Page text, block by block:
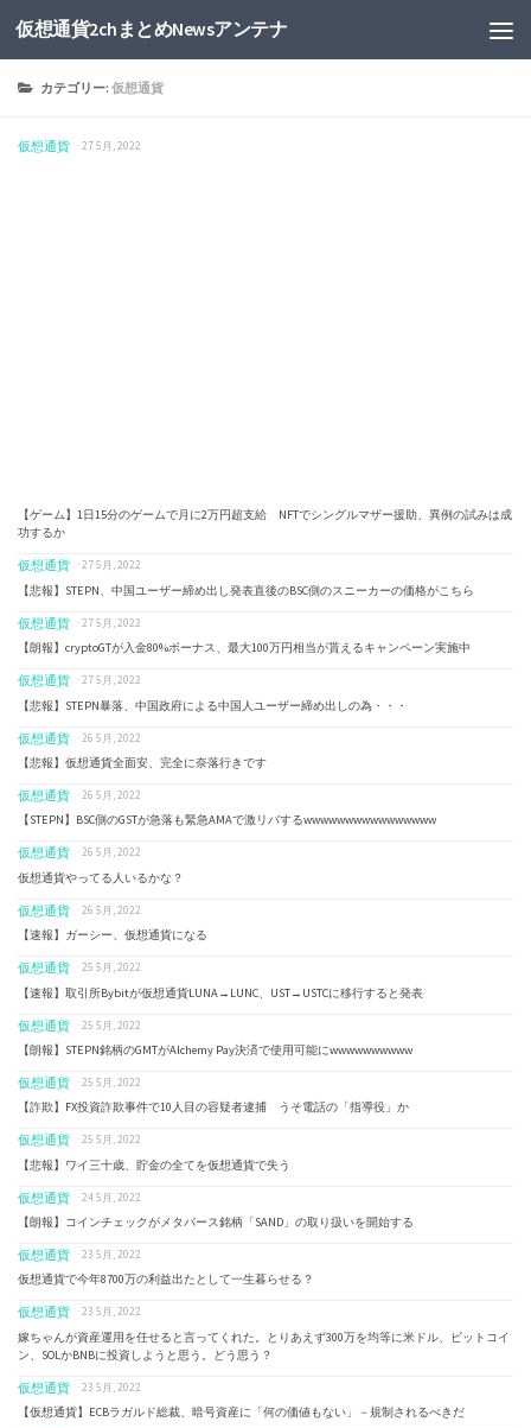
仮想通貨2chまとめNewsアンテナ
カテゴリー:仮想通貨
仮想通貨 · 27 5月, 2022
【ゲーム】1日15分のゲームで月に2万円超支給 NFTでシングルマザー援助、異例の試みは成
功するか
仮想通貨 · 27 5月, 2022
【悲報】STEPN、中国ユーザー締め出し発表直後のBSC側のスニーカーの価格がこちら
仮想通貨 · 27 5月, 2022
【朗報】cryptoGTが入金80%ボーナス、最大100万円相当が貰えるキャンペーン実施中
仮想通貨 · 27 5月, 2022
【悲報】STEPN暴落、中国政府による中国人ユーザー締め出しの為・・・
仮想通貨 · 26 5月, 2022
【悲報】仮想通貨全面安、完全に奈落行きです
仮想通貨 · 26 5月, 2022
【STEPN】BSC側のGSTが急落も緊急AMAで激リバするwwwwwwwwwwwwwwww
仮想通貨 · 26 5月, 2022
仮想通貨やってる人いるかな？
仮想通貨 · 26 5月, 2022
【速報】ガーシー、仮想通貨になる
仮想通貨 · 25 5月, 2022
【速報】取引所Bybitが仮想通貨LUNA→LUNC、UST→USTCに移行すると発表
仮想通貨 · 25 5月, 2022
【朗報】STEPN銘柄のGMTがAlchemy Pay決済で使用可能にwwwwwwwwww
仮想通貨 · 25 5月, 2022
【詐欺】FX投資詐欺事件で10人目の容疑者逮捕 うそ電話の「指導役」か
仮想通貨 · 25 5月, 2022
【悲報】ワイ三十歳、貯金の全てを仮想通貨で失う
仮想通貨 · 24 5月, 2022
【朗報】コインチェックがメタバース銘柄「SAND」の取り扱いを開始する
仮想通貨 · 23 5月, 2022
仮想通貨で今年8700万の利益出たとして一生暮らせる？
仮想通貨 · 23 5月, 2022
嫁ちゃんが資産運用を任せると言ってくれた。とりあえず300万を均等に米ドル、ビットコイ
ン、SOLかBNBに投資しようと思う。どう思う？
仮想通貨 · 23 5月, 2022
【仮想通貨】ECBラガルド総裁、暗号資産に「何の価値もない」－規制されるべきだ